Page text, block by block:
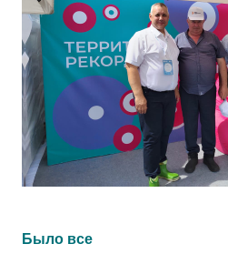
Было все